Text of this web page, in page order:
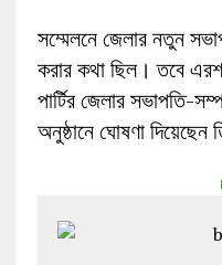
সম্মেলনে জেলার নতুন
করার কথা ছিল। তবে
পার্টির জেলার সভাপতি-
অনুষ্ঠানে ঘোষণা দিয়েছেন